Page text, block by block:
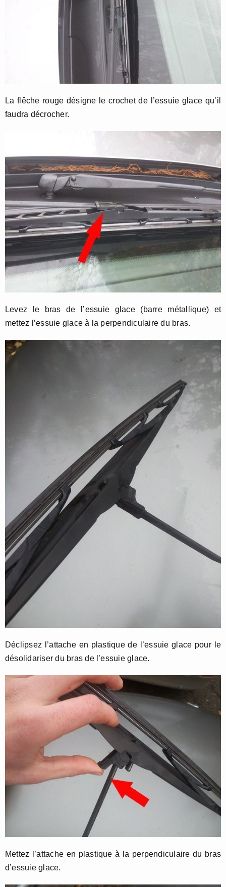
La flêche rouge désigne le crochet de l’essuie glace qu’il
faudra décrocher.
Levez le bras de l’essuie glace (barre métallique) et
mettez l’essuie glace à la perpendiculaire du bras.
Déclipsez l’attache en plastique de l’essuie glace pour le
désolidariser du bras de l’essuie glace.
Mettez l’attache en plastique à la perpendiculaire du bras
d’essuie glace.